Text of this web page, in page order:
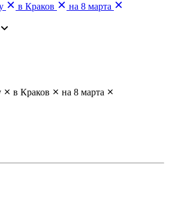
в Краков
на 8 марта
в Краков
на 8 марта